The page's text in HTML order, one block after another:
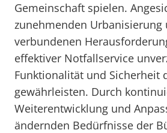
Gemeinschaft spielen.
zunehmenden
verbundenen
effektiver Notfallservice
Funktionalität und Sicherheit
gewährleisten. Durch
Weiterentwicklung und
ändernden Bedürfnisse der